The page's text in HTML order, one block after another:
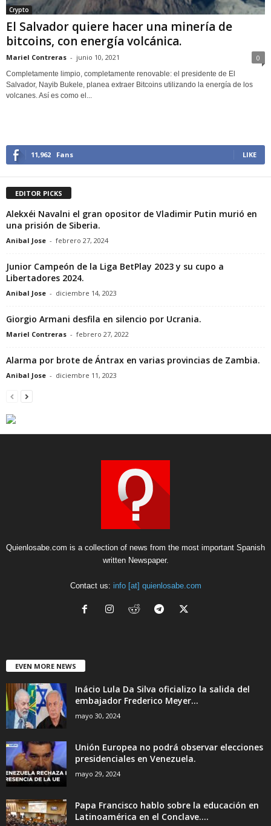
Crypto
El Salvador quiere hacer una minería de
bitcoins, con energía volcánica.
Mariel Contreras - junio 10, 2021 0
Completamente limpio, completamente renovable: el presidente de El
Salvador, Nayib Bukele, planea extraer Bitcoins utilizando la energía de los
volcanes. Así es como el...
11,962 Fans LIKE
EDITOR PICKS
Alekxéi Navalni el gran opositor de Vladimir Putin murió en
una prisión de Siberia.
Anibal Jose - febrero 27, 2024
Junior Campeón de la Liga BetPlay 2023 y su cupo a
Libertadores 2024.
Anibal Jose - diciembre 14, 2023
Giorgio Armani desfila en silencio por Ucrania.
Mariel Contreras - febrero 27, 2022
Alarma por brote de Ántrax en varias provincias de Zambia.
Anibal Jose - diciembre 11, 2023
Quienlosabe.com is a collection of news from the most important Spanish
written Newspaper.
Contact us: info [at] quienlosabe.com
EVEN MORE NEWS
Inácio Lula Da Silva oficializo la salida del
embajador Frederico Meyer...
mayo 30, 2024
Unión Europea no podrá observar elecciones
presidenciales en Venezuela.
mayo 29, 2024
Papa Francisco hablo sobre la educación en
Latinoamérica en el Conclave....